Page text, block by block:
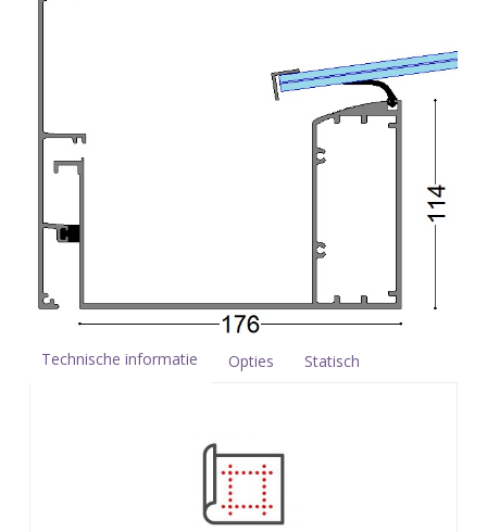
Technische informatie Opties Statisch